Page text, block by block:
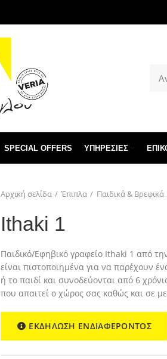
SPECIAL OFFERS ΥΠΗΡΕΣΙΕΣ
Αρχική σελίδα Έπιπλα Παιδικά & Βρεφικά
Ithaki 1
Παιδικό/Εφηβικό γραφείο Ithaki 1 από
είναι πιστοποιημένα για να παρέχουν
ή το παιδί και συνοδεύονται από 6
που απαιτεί ο χώρος σας καθώς και σε
ΕΚΔΗΛΩΣΗ ΕΝΔΙΑΦΕΡΟΝΤΟΣ